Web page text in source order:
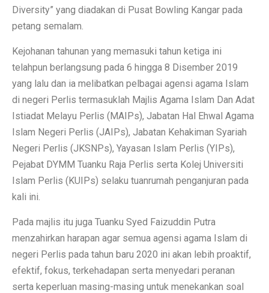
Diversity” yang diadakan di Pusat Bowling Kangar pada
petang semalam.
Kejohanan tahunan yang memasuki tahun ketiga ini
telahpun berlangsung pada 6 hingga 8 Disember 2019
yang lalu dan ia melibatkan pelbagai agensi agama Islam
di negeri Perlis termasuklah Majlis Agama Islam Dan Adat
Istiadat Melayu Perlis (MAIPs), Jabatan Hal Ehwal Agama
Islam Negeri Perlis (JAIPs), Jabatan Kehakiman Syariah
Negeri Perlis (JKSNPs), Yayasan Islam Perlis (YIPs),
Pejabat DYMM Tuanku Raja Perlis serta Kolej Universiti
Islam Perlis (KUIPs) selaku tuanrumah penganjuran pada
kali ini.
Pada majlis itu juga Tuanku Syed Faizuddin Putra
menzahirkan harapan agar semua agensi agama Islam di
negeri Perlis pada tahun baru 2020 ini akan lebih proaktif,
efektif, fokus, terkehadapan serta menyedari peranan
serta keperluan masing-masing untuk menekankan soal